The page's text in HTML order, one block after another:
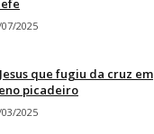
2025
que fugiu da cruz em
picadeiro
2025